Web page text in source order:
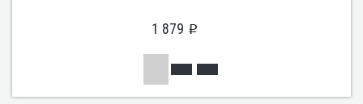
1 879 p